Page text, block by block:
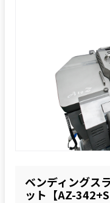
ベンディングス
ット【AZ-